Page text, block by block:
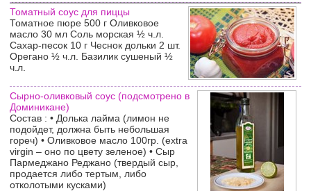
Томатный соус для пиццы
Томатное пюре 500 г Оливковое
масло 30 мл Соль морская ½ ч.л.
Сахар-песок 10 г Чеснок дольки 2 шт.
Орегано ½ ч.л. Базилик сушеный ½
ч.л.
Сырно-оливковый соус (подсмотрено в
Доминикане)
Состав : • Долька лайма (лимон не
подойдет, должна быть небольшая
гореч) • Оливковое масло 100гр. (extra
virgin – оно по цвету зеленое) • Сыр
Пармеджано Реджано (твердый сыр,
продается либо тертым, либо
отколотыми кусками)